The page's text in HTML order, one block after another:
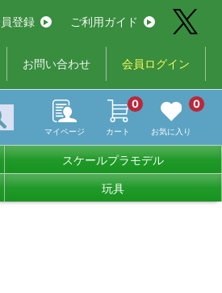
登録 ご利用ガイド
お問い合わせ 会員ログイン
マイページ カート
0
お気に入り
0
スケールプラモデル
玩具